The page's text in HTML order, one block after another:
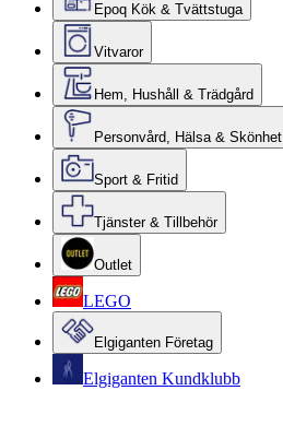
Epoq Kök & Tvättstuga
Vitvaror
Hem, Hushåll & Trädgård
Personvård, Hälsa & Skönhet
Sport & Fritid
Tjänster & Tillbehör
Outlet
LEGO
Elgiganten Företag
Elgiganten Kundklubb